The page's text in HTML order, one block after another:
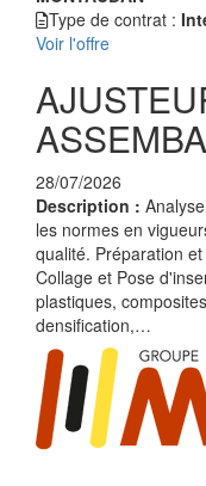
Type de contrat :
Voir l'offre
28/07/2026
Description :
les normes en
qualité. Préparation
Collage et Pose
plastiques,
densification,…